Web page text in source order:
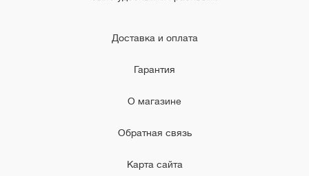
Доставка и оплата
Гарантия
О магазине
Обратная связь
Карта сайта